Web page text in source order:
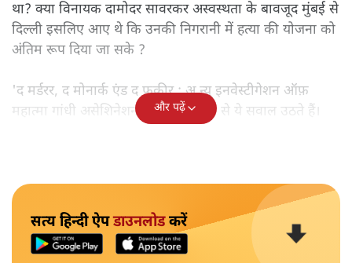
था? क्या विनायक दामोदर सावरकर अस्वस्थता के बावजूद मुंबई से
दिल्ली इसलिए आए थे कि उनकी निगरानी में हत्या की योजना को
अंतिम रूप दिया जा सके ?
'द मर्डरर, द मोनार्क एंड द फ़कीर : अ न्यू इनवेस्टीगेशन ऑफ़
महात्मा गांधी असेशिनेशन' नामक किताब से ये सवाल उठते हैं।
और पढ़ें
सत्य हिन्दी ऐपडाउनलोडकरें